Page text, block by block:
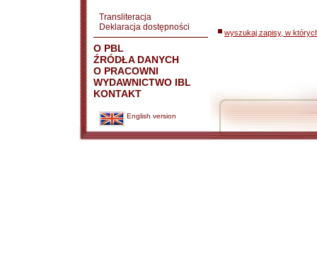
Transliteracja
Deklaracja dostępności
O PBL
ŹRÓDŁA DANYCH
O PRACOWNI
WYDAWNICTWO IBL
KONTAKT
English version
wyszukaj zapisy, w